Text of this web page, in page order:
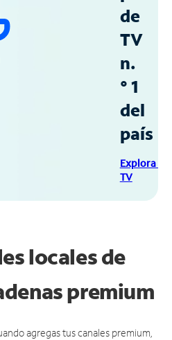
de
TV
n.
° 1
del
país
Explora
TV
locales de
premium
agregas tus canales premium,